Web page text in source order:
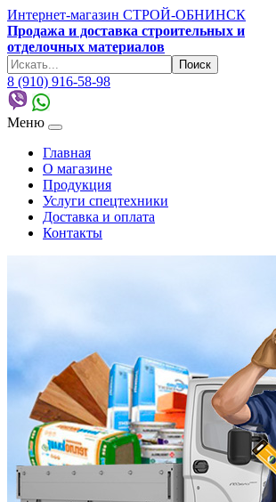
Интернет-магазин СТРОЙ-ОБНИНСК
Продажа и доставка строительных и
отделочных материалов
8 (910) 916-58-98
Меню
Главная
О магазине
Продукция
Услуги спецтехники
Доставка и оплата
Контакты